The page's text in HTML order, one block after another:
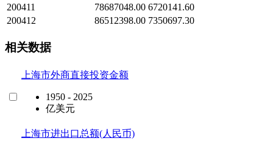
200411
78687048.00 6720141.60
200412
86512398.00 7350697.30
相关数据
上海市外商直接投资金额
1950 - 2025
亿美元
上海市进出口总额(人民币)